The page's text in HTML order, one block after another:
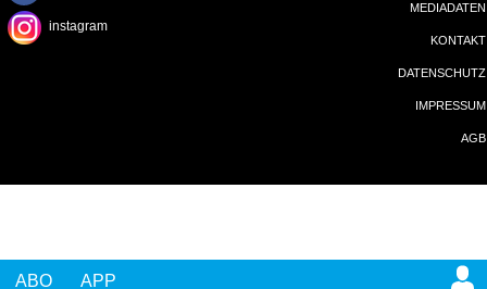
ABO APP
instagram
MEDIADATEN
KONTAKT
DATENSCHUTZ
IMPRESSUM
AGB